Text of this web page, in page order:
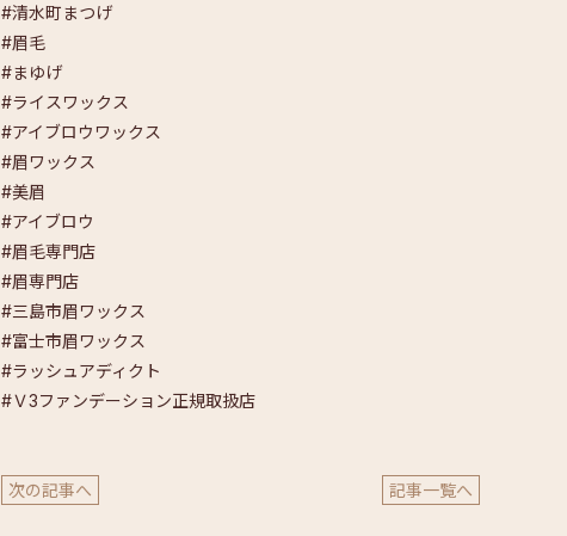
#清水町まつげ
#眉毛
#まゆげ
#ライスワックス
#アイブロウワックス
#眉ワックス
#美眉
#アイブロウ
#眉毛専門店
#眉専門店
#三島市眉ワックス
#富士市眉ワックス
#ラッシュアディクト
#Ｖ3ファンデーション正規取扱店
次の記事へ 記事一覧へ